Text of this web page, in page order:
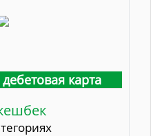
карта